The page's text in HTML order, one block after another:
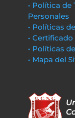
• Política
Personales
• Políticas
•
• Políticas
• Mapa del